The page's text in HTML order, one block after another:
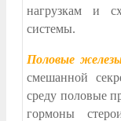
нагрузкам и
системы.
Половые
смешанной
среду половые
гормоны